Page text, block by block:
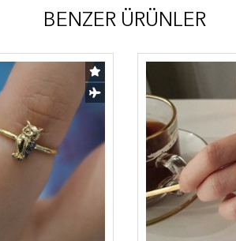
BENZER ÜRÜNLER